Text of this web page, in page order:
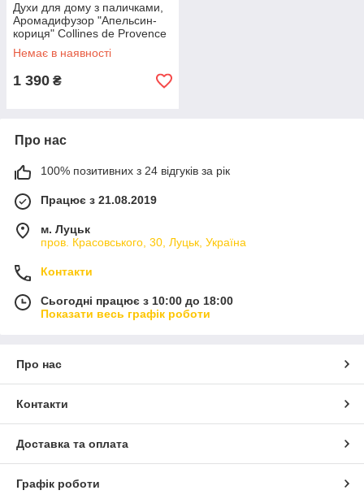
Духи для дому з паличками,
Аромадифузор "Апельсин-
кориця" Collines de Provence
(100 мл)
Немає в наявності
1 390 ₴
Про нас
100% позитивних з 24 відгуків за рік
Працює з 21.08.2019
м. Луцьк
пров. Красовського, 30, Луцьк, Україна
Контакти
Сьогодні працює з 10:00 до 18:00
Показати весь графік роботи
Про нас
Контакти
Доставка та оплата
Графік роботи